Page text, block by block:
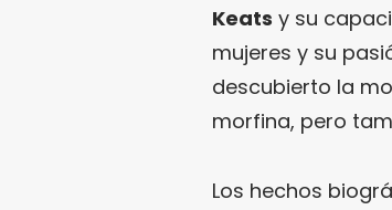
Keats y su
mujeres y su
descubierto la
morfina, pero
Los hechos